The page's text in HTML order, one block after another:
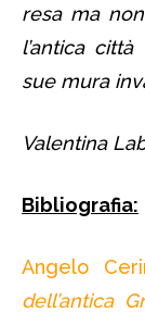
resa ma
l’antica
sue mura
Valentina
Bibliografia:
Angelo
dell’antica